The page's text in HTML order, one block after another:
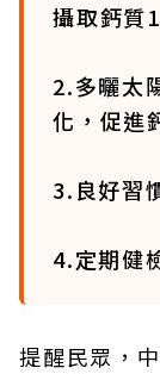
攝取鈣質
2.多曬太
化，促進
3.良好習
4.定期健
提醒民眾，